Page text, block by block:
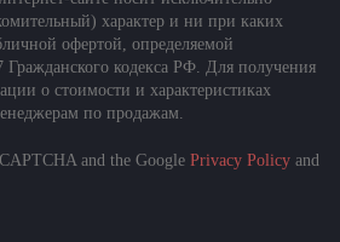
характер и ни при каких
офертой, определяемой
кодекса РФ. Для получения
о стоимости и характеристиках
по продажам.
and the Google Privacy Policy and